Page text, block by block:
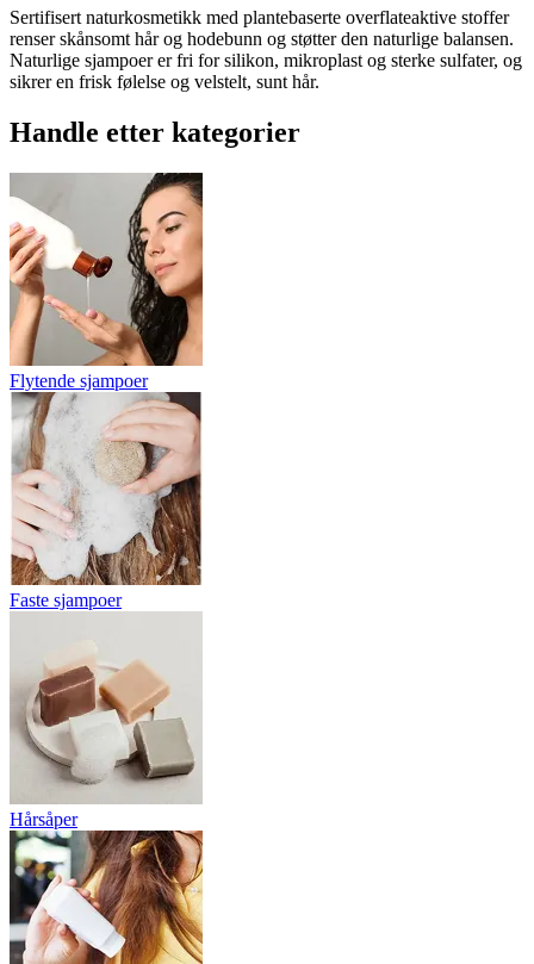
Sertifisert naturkosmetikk med plantebaserte overflateaktive stoffer
renser skånsomt hår og hodebunn og støtter den naturlige balansen.
Naturlige sjampoer er fri for silikon, mikroplast og sterke sulfater, og
sikrer en frisk følelse og velstelt, sunt hår.
Handle etter kategorier
Flytende sjampoer
Faste sjampoer
Hårsåper